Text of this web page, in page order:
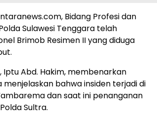
Bidang Profesi dan
Sulawesi Tenggara telah
Brimob Resimen II yang diduga
Iptu Abd. Hakim, membenarkan
bahwa insiden terjadi di
dan saat ini penanganan
Sultra.